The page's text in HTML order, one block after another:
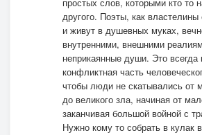
другого. Поэты, как
и живут в душевных муках,
внутренними, внешними
неприкаянные души. Это всегда
конфликтная часть
чтобы люди не скатывались от
до великого зла, начиная от
заканчивая большой войной с
Нужно кому то собрать в